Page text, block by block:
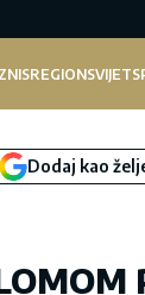
REGIONSVIJET
Dodaj kao